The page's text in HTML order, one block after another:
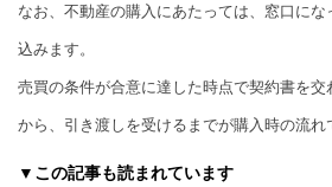
なお、不動産の購入にあたっては、窓口にな
込みます。
売買の条件が合意に達した時点で契約書を
から、引き渡しを受けるまでが購入時の流れ
▼この記事も読まれています